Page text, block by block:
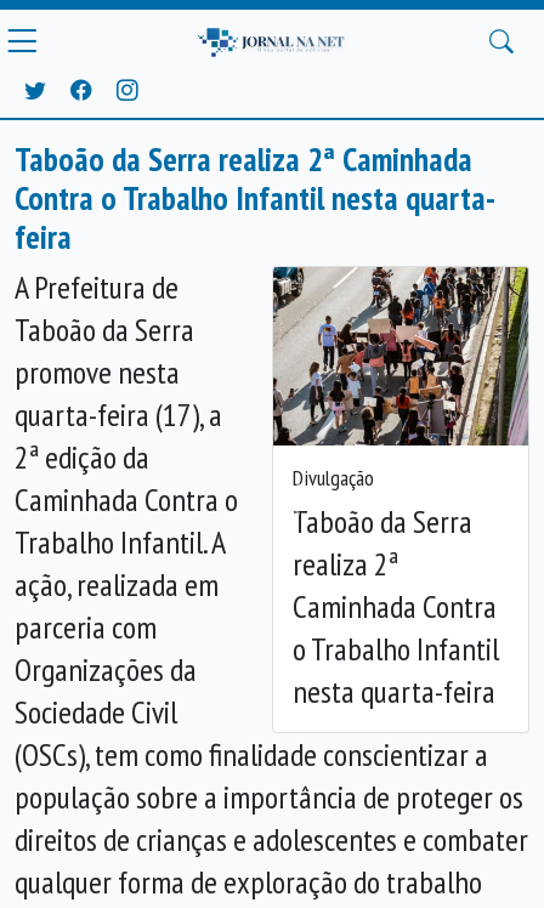
Taboão da Serra realiza 2ª Caminhada
Contra o Trabalho Infantil nesta quarta-
feira
Divulgação
Taboão da Serra
realiza 2ª
Caminhada Contra
o Trabalho Infantil
nesta quarta-feira
Anterior
A Prefeitura de
Taboão da Serra
promove nesta
quarta-feira (17), a
2ª edição da
Caminhada Contra o
Trabalho Infantil. A
ação, realizada em
parceria com
Organizações da
Sociedade Civil
(OSCs), tem como finalidade conscientizar a
população sobre a importância de proteger os
direitos de crianças e adolescentes e combater
qualquer forma de exploração do trabalho